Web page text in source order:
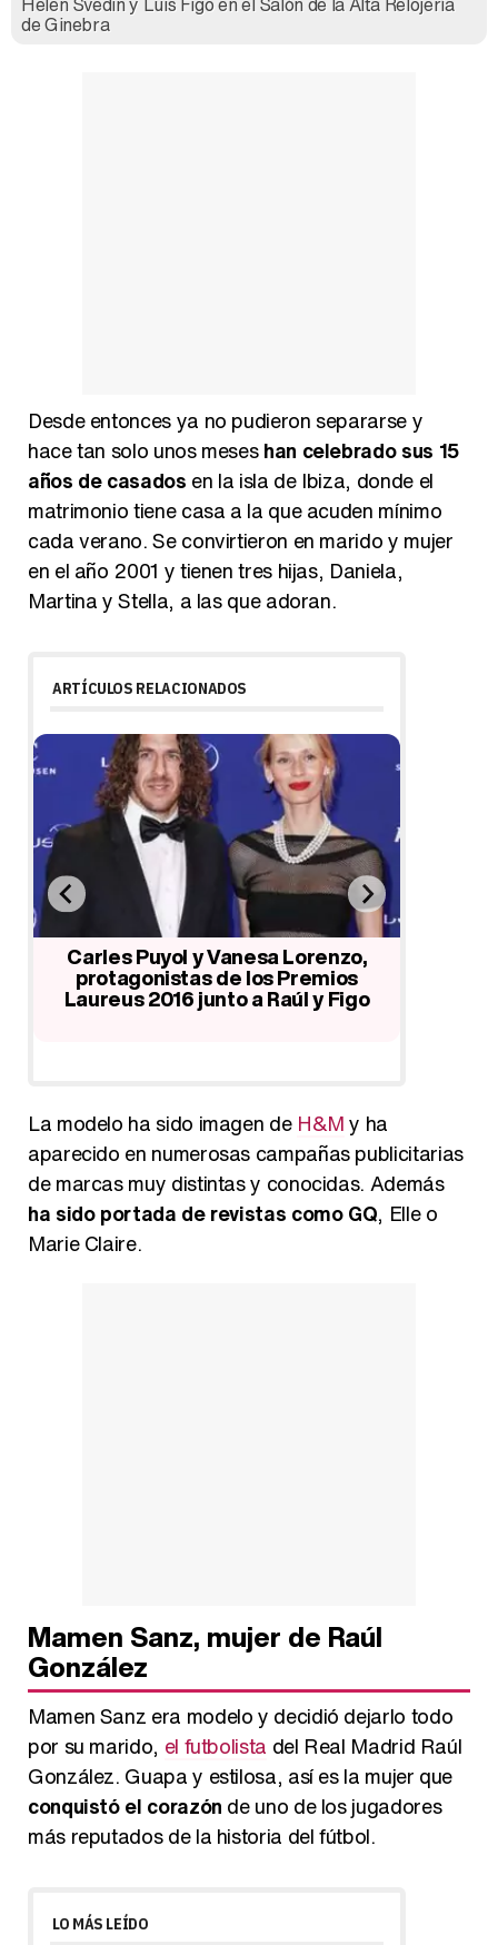
de Ginebra
Desde entonces ya no pudieron separarse y
hace tan solo unos meseshan celebrado sus 15
años de casados en la isla de Ibiza, donde el
matrimonio tiene casa a la que acuden mínimo
cada verano. Se convirtieron en marido y mujer
en el año 2001 y tienen tres hijas, Daniela,
Martina y Stella, a las que adoran.
ARTÍCULOS RELACIONADOS
Carles Puyol y Vanesa Lorenzo,
protagonistas de los Premios
Laureus 2016 junto a Raúl y Figo
La modelo ha sido imagen de H&My ha
aparecido en numerosas campañas publicitarias
de marcas muy distintas y conocidas. Además
ha sido portada de revistas como GQ, Elle o
Marie Claire.
Mamen Sanz, mujer de Raúl
González
Mamen Sanz era modelo y decidió dejarlo todo
por su marido, el futbolista del Real Madrid Raúl
González. Guapa y estilosa, así es la mujer que
conquistó el corazón de uno de los jugadores
más reputados de la historia del fútbol.
LO MÁS LEÍDO